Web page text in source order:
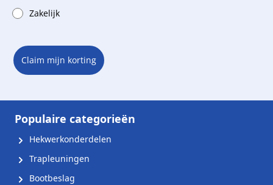
Zakelijk
Claim mijn korting
Populaire categorieën
Hekwerkonderdelen
Trapleuningen
Bootbeslag